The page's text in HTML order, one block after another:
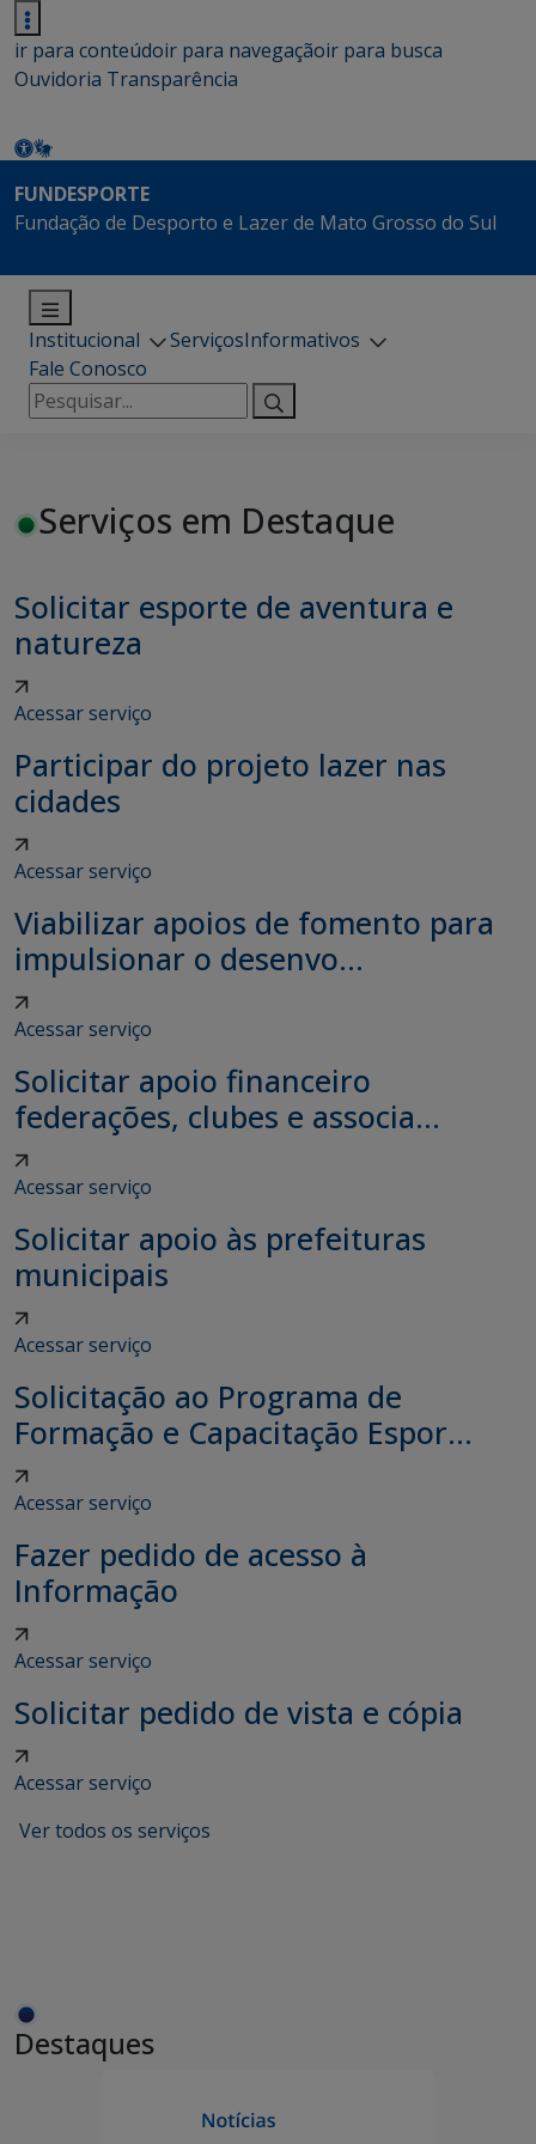
ir para conteúdoir para navegaçãoir para busca
Ouvidoria Transparência
FUNDESPORTE
Fundação de Desporto e Lazer de Mato Grosso do Sul
Institucional ServiçosInformativos
Fale Conosco
Pesquisar
por:
Serviços em Destaque
Solicitar esporte de aventura e
natureza
Acessar serviço
Participar do projeto lazer nas
cidades
Acessar serviço
Viabilizar apoios de fomento para
impulsionar o desenvo...
Acessar serviço
Solicitar apoio financeiro
federações, clubes e associa...
Acessar serviço
Solicitar apoio às prefeituras
municipais
Acessar serviço
Solicitação ao Programa de
Formação e Capacitação Espor...
Acessar serviço
Fazer pedido de acesso à
Informação
Acessar serviço
Solicitar pedido de vista e cópia
Acessar serviço
Ver todos os serviços
Destaques